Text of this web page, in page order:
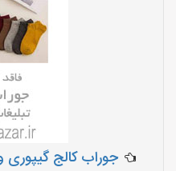
جوراب کالج گیپوری